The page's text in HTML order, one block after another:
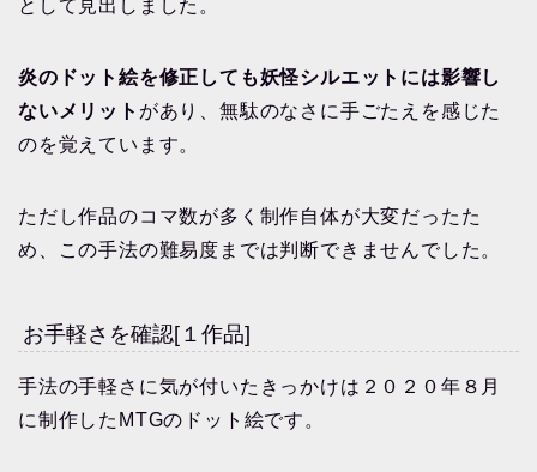
として見出しました。
炎のドット絵を修正しても妖怪シルエットには影響し
ないメリット があり、無駄のなさに手ごたえを感じた
のを覚えています。
ただし作品のコマ数が多く制作自体が大変だったた
め、この手法の難易度までは判断できませんでした。
お手軽さを確認[１作品]
手法の手軽さに気が付いたきっかけは２０２０年８月
に制作したMTGのドット絵です。